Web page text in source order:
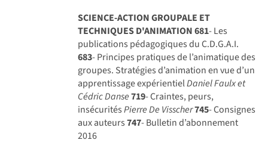
SCIENCE-ACTION GROUPALE ET
TECHNIQUES D'ANIMATION681- Les
publications pédagogiques du C.D.G.A.I.
683- Principes pratiques de l’animatique des
groupes. Stratégies d’animation en vue d’un
apprentissage expérientielDaniel Faulx et
Cédric Danse719- Craintes, peurs,
insécuritésPierre De Visscher745- Consignes
aux auteurs747- Bulletin d’abonnement
2016